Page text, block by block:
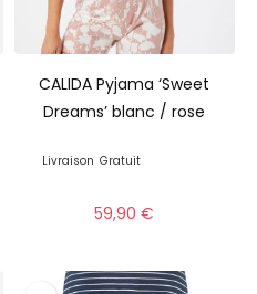
CALIDA Pyjama ‘Sweet
Dreams’ blanc / rose
Livraison Gratuit
59,90€